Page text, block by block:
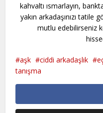
kahvaltı ısmarlayın,
yakın arkadaşınızı tatile
mutlu edebilirseniz
aşk ciddi arkadaşlık
tanışma